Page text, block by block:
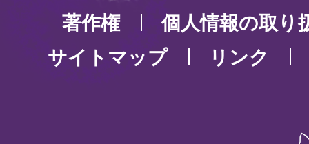
著作権
個人情報の取り
サイトマップ
リンク